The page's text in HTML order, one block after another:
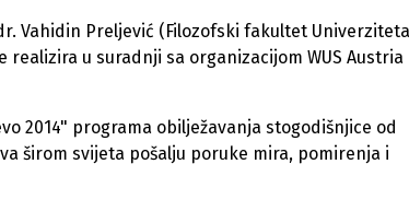
Vahidin Preljević (Filozofski fakultet
u suradnji sa organizacijom WUS Austria
2014" programa obilježavanja stogodišnjice od
širom svijeta pošalju poruke mira, pomirenja i